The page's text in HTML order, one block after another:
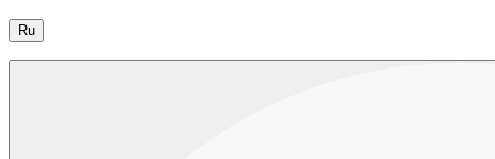
Ru